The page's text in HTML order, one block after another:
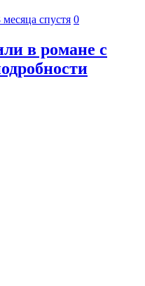
месяца спустя 0
в романе с